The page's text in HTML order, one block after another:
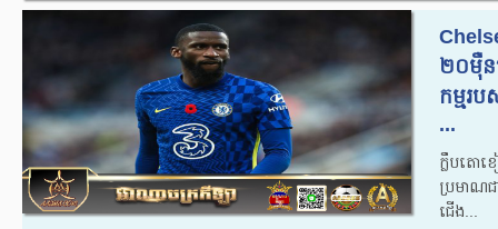
២០ម៉ឺន
កម្មរ
...
ក្លឹបតោ
ប្រមាណ
ជើង...